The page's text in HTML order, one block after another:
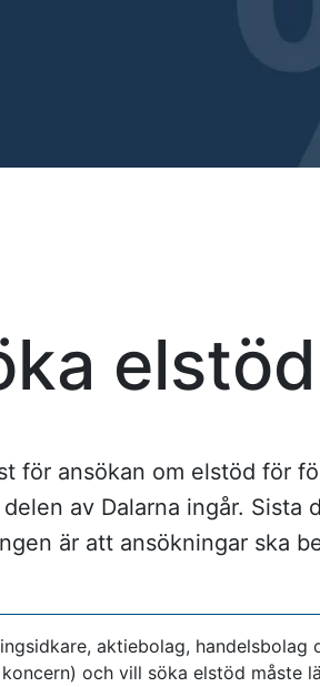
elstöd
för ansökan om elstöd för
av Dalarna ingår. Sista
är att ansökningar ska
aktiebolag, handelsbolag
och vill söka elstöd måste